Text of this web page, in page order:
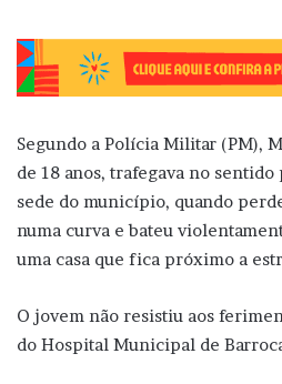
Segundo a Polícia Militar (PM),
de 18 anos, trafegava no sentido
sede do município, quando
numa curva e bateu
uma casa que fica próximo a
O jovem não resistiu aos
do Hospital Municipal de